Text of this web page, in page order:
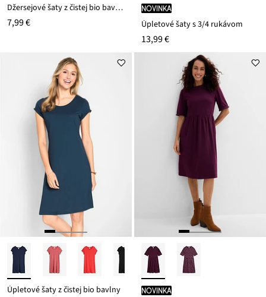
Džersejové šaty z čistej bio bavlny
7,99 €
novinka
Úpletové šaty s 3/4 rukávom
13,99 €
Úpletové šaty z čistej bio bavlny novinka